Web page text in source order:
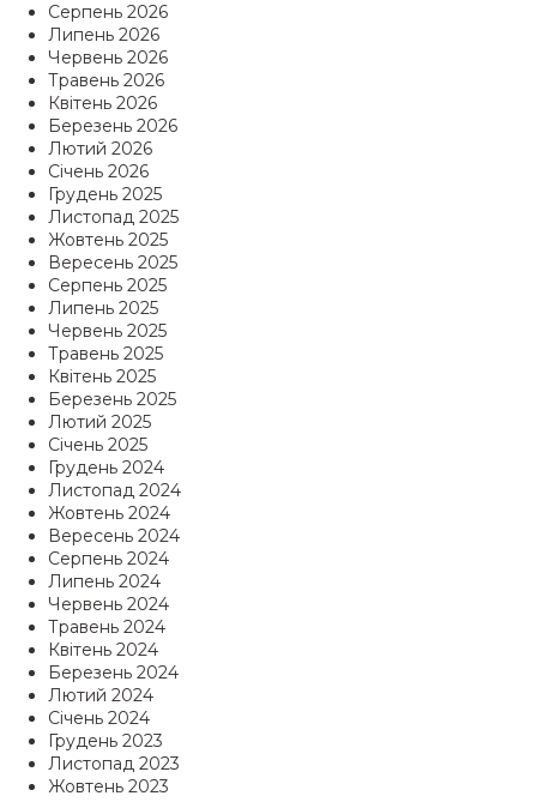
Серпень 2026
Липень 2026
Червень 2026
Травень 2026
Квітень 2026
Березень 2026
Лютий 2026
Січень 2026
Грудень 2025
Листопад 2025
Жовтень 2025
Вересень 2025
Серпень 2025
Липень 2025
Червень 2025
Травень 2025
Квітень 2025
Березень 2025
Лютий 2025
Січень 2025
Грудень 2024
Листопад 2024
Жовтень 2024
Вересень 2024
Серпень 2024
Липень 2024
Червень 2024
Травень 2024
Квітень 2024
Березень 2024
Лютий 2024
Січень 2024
Грудень 2023
Листопад 2023
Жовтень 2023